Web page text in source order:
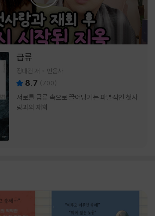
급류
정대건 저 민음사
8.7 (700)
서로를 급류 속으로 끌어당기는 파멸적인 첫사
랑과의 재회